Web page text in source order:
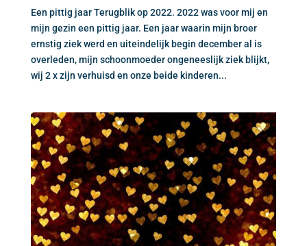
Een pittig jaar Terugblik op 2022. 2022 was voor mij en
mijn gezin een pittig jaar. Een jaar waarin mijn broer
ernstig ziek werd en uiteindelijk begin december al is
overleden, mijn schoonmoeder ongeneeslijk ziek blijkt,
wij 2 x zijn verhuisd en onze beide kinderen...